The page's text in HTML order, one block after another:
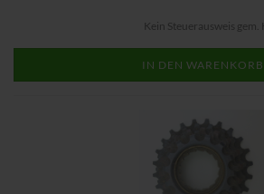
Kein Steuerausweis
IN DEN WARENKORB